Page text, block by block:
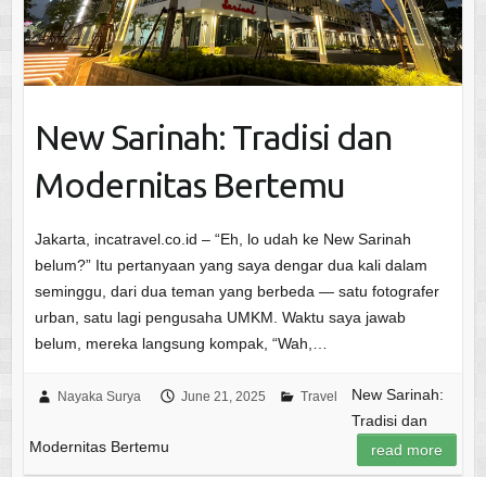
New Sarinah: Tradisi dan
Modernitas Bertemu
Jakarta, incatravel.co.id – “Eh, lo udah ke New Sarinah
belum?” Itu pertanyaan yang saya dengar dua kali dalam
seminggu, dari dua teman yang berbeda — satu fotografer
urban, satu lagi pengusaha UMKM. Waktu saya jawab
belum, mereka langsung kompak, “Wah,…
Nayaka Surya June 21, 2025 Travel
New Sarinah:
Tradisi dan
Modernitas Bertemu
read more